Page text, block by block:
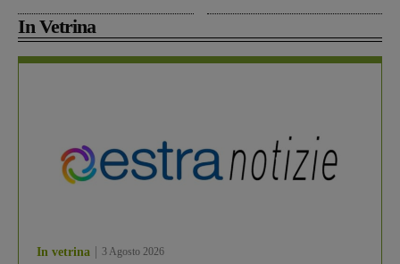
In Vetrina
In vetrina 3 Agosto 2026